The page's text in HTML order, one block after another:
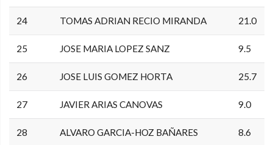
24 TOMAS ADRIAN RECIO MIRANDA 21.0
25 JOSE MARIA LOPEZ SANZ 9.5
26 JOSE LUIS GOMEZ HORTA 25.7
27 JAVIER ARIAS CANOVAS 9.0
28 ALVARO GARCIA-HOZ BAÑARES 8.6